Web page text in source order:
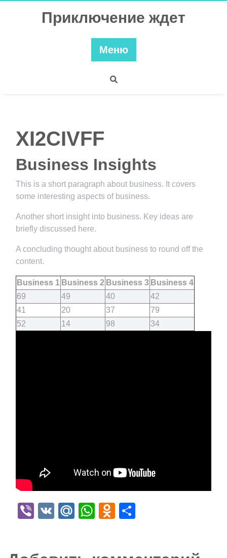
Приключение ждет
Меню
XI2CIVFF
Business Insights
This is a short paragraph about business. It covers
some interesting aspects of business.
Another short insight into business. Key ideas are
briefly discussed here.
A concluding thought about business to round off the
content.
Business 1 Business 2 Business 3 Business 4
69
49 40
42
41
20 37
79
52
14 98 34
Viber
VK Mail.Ru
WhatsApp
Odnoklassniki